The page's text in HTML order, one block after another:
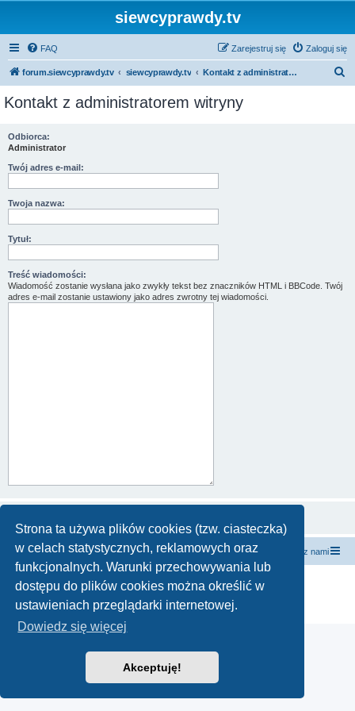
Strona ta używa plików cookies (tzw. ciasteczka)
w celach statystycznych, reklamowych oraz
funkcjonalnych. Warunki przechowywania lub
dostępu do plików cookies można określić w
ustawieniach przeglądarki internetowej.
Dowiedz się więcej
Akceptuję!
siewcyprawdy.tv
FAQ Zaloguj się
Zarejestruj się
forum.siewcyprawdy.tv siewcyprawdy.tv Kontakt z administratorem witryny
Kontakt z administratorem witryny
Odbiorca:
Administrator
Twój adres e-mail:
Twoja nazwa:
Tytuł:
Treść wiadomości:
Wiadomość zostanie wysłana jako zwykły tekst bez znaczników HTML i BBCode. Twój
adres e-mail zostanie ustawiony jako adres zwrotny tej wiadomości.
forum.siewcyprawdy.tv siewcyprawdy.tv Kontakt z nami
Technologię dostarczaphpBB
® Forum Software © phpBB Limited
Zasady ochrony danych osobowych|Regulamin